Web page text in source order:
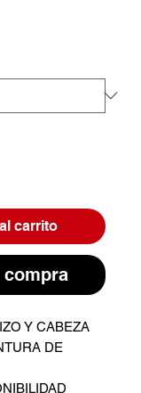
carrito
compra
Y CABEZA
DE